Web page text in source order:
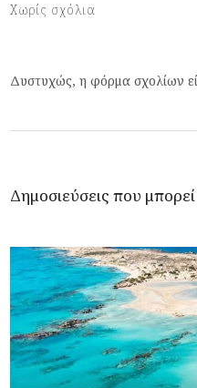
Χωρίς σχόλια
Δυστυχώς, η φόρμα σχολίων
Δημοσιεύσεις που